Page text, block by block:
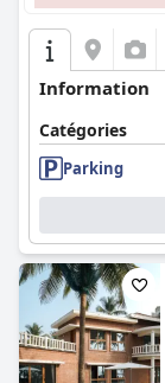
Information
Catégories
Parking